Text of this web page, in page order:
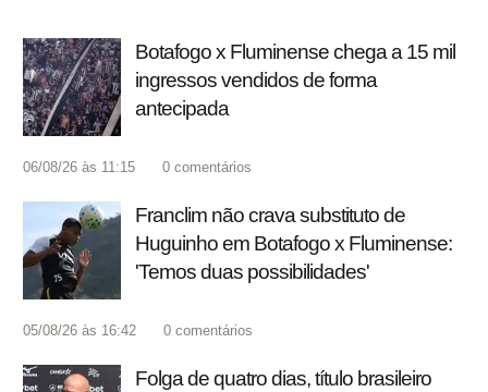
Botafogo x Fluminense chega a 15 mil
ingressos vendidos de forma
antecipada
06/08/26 às 11:15 0 comentários
Franclim não crava substituto de
Huguinho em Botafogo x Fluminense:
'Temos duas possibilidades'
05/08/26 às 16:42 0 comentários
Folga de quatro dias, título brasileiro